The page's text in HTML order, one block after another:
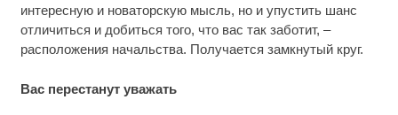
интересную и новаторскую мысль, но и упустить шанс
отличиться и добиться того, что вас так заботит, –
расположения начальства. Получается замкнутый круг.
Вас перестанут уважать